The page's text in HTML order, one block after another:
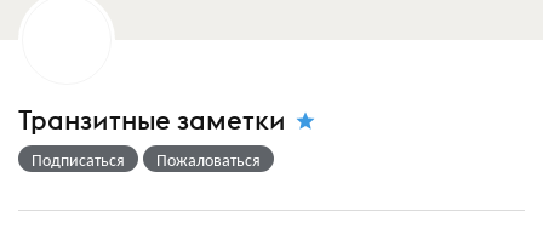
Транзитные заметки
Подписаться Пожаловаться